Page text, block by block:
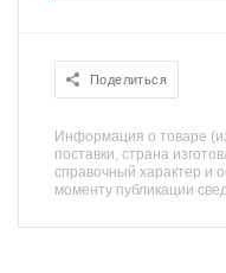
Поделиться
Информация о товаре
поставки, страна
справочный характер и
моменту публикации